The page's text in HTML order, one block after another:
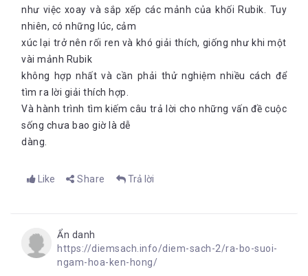
như việc xoay và sắp xếp các mảnh của khối Rubik. Tuy
nhiên, có những lúc, cảm
xúc lại trở nên rối ren và khó giải thích, giống như khi một
vài mảnh Rubik
không hợp nhất và cần phải thử nghiệm nhiều cách để
tìm ra lời giải thích hợp.
Và hành trình tìm kiếm câu trả lời cho những vấn đề cuộc
sống chưa bao giờ là dễ
dàng.
Like Share Trả lời
Ẩn danh
https://diemsach.info/diem-sach-2/ra-bo-suoi-
ngam-hoa-ken-hong/